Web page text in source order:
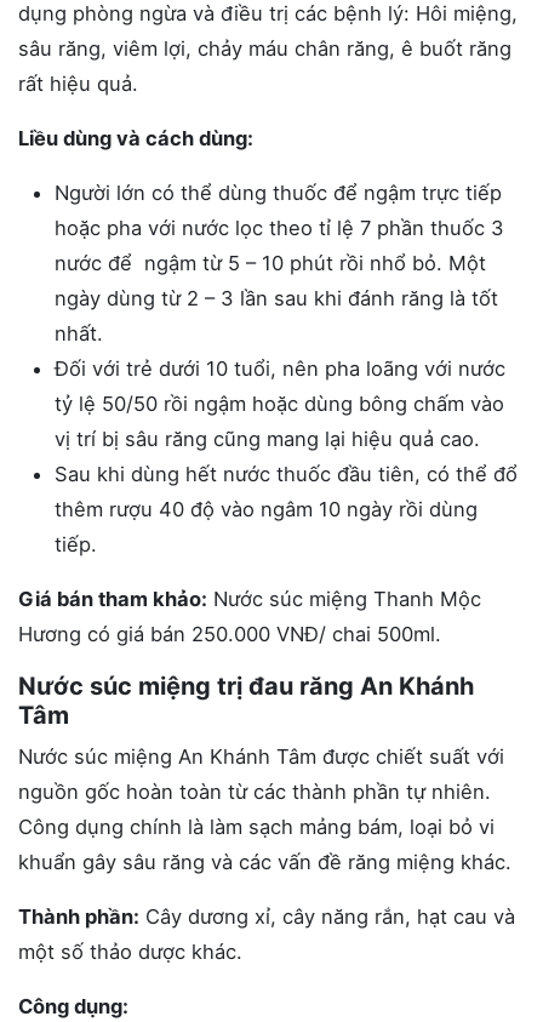
dụng phòng ngừa và điều trị các bệnh lý: Hôi miệng,
sâu răng, viêm lợi, chảy máu chân răng, ê buốt răng
rất hiệu quả.
Liều dùng và cách dùng:
Người lớn có thể dùng thuốc để ngậm trực tiếp
hoặc pha với nước lọc theo tỉ lệ 7 phần thuốc 3
nước để ngậm từ 5 – 10 phút rồi nhổ bỏ. Một
ngày dùng từ 2 – 3 lần sau khi đánh răng là tốt
nhất.
Đối với trẻ dưới 10 tuổi, nên pha loãng với nước
tỷ lệ 50/50 rồi ngậm hoặc dùng bông chấm vào
vị trí bị sâu răng cũng mang lại hiệu quả cao.
Sau khi dùng hết nước thuốc đầu tiên, có thể đổ
thêm rượu 40 độ vào ngâm 10 ngày rồi dùng
tiếp.
Giá bán tham khảo: Nước súc miệng Thanh Mộc
Hương có giá bán 250.000 VNĐ/ chai 500ml.
Nước súc miệng trị đau răng An Khánh
Tâm
Nước súc miệng An Khánh Tâm được chiết suất với
nguồn gốc hoàn toàn từ các thành phần tự nhiên.
Công dụng chính là làm sạch mảng bám, loại bỏ vi
khuẩn gây sâu răng và các vấn đề răng miệng khác.
Thành phần: Cây dương xỉ, cây năng rắn, hạt cau và
một số thảo dược khác.
Công dụng: